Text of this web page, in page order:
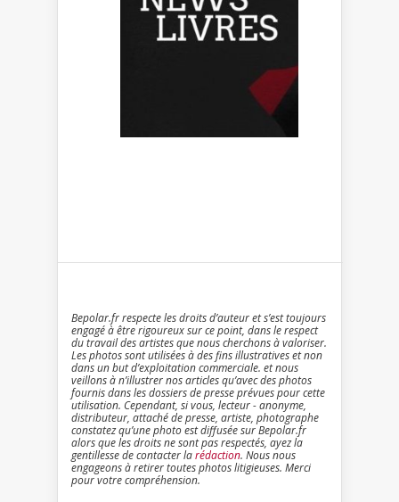
Bepolar.fr respecte les droits d’auteur et s’est toujours
engagé à être rigoureux sur ce point, dans le respect
du travail des artistes que nous cherchons à valoriser.
Les photos sont utilisées à des fins illustratives et non
dans un but d’exploitation commerciale. et nous
veillons à n’illustrer nos articles qu’avec des photos
fournis dans les dossiers de presse prévues pour cette
utilisation. Cependant, si vous, lecteur - anonyme,
distributeur, attaché de presse, artiste, photographe
constatez qu’une photo est diffusée sur Bepolar.fr
alors que les droits ne sont pas respectés, ayez la
gentillesse de contacter larédaction. Nous nous
engageons à retirer toutes photos litigieuses. Merci
pour votre compréhension.